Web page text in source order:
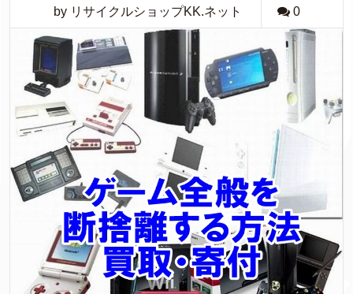
by リサイクルショップKK.ネット 0